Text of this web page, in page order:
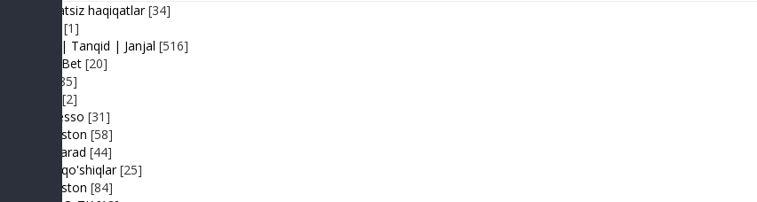
Adolatsiz haqiqatlar [34]
[1]
Baxs| Tanqid | Janjal [516]
BeshBet [20]
[85]
[2]
Expresso [31]
FIKRiston [58]
Hit-Parad [44]
Ijara qo'shiqlar [25]
IJODiston [84]